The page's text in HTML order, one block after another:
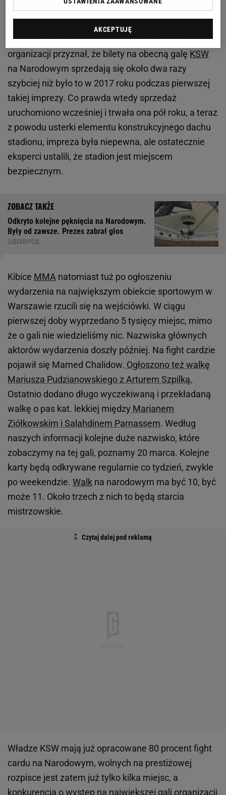
Dwa razy szybsza sprzedaż biletów
W kuluarowych rozmowach dyrektor sportowy
organizacji przyznał, że bilety na obecną galę KSW
na Narodowym sprzedają się około dwa razy
szybciej niż było to w 2017 roku podczas pierwszej
takiej imprezy. Co prawda wtedy sprzedaż
uruchomiono wcześniej i trwała ona pół roku, a teraz
z powodu usterki elementu konstrukcyjnego dachu
stadionu, impreza była niepewna, ale ostatecznie
eksperci ustalili, że stadion jest miejscem
bezpiecznym.
Odkryto kolejne pęknięcia na Narodowym.
Były od zawsze. Prezes zabrał głos
SUBSKRYPCJA
Kibice MMA natomiast tuż po ogłoszeniu
wydarzenia na największym obiekcie sportowym w
Warszawie rzucili się na wejściówki. W ciągu
pierwszej doby wyprzedano 5 tysięcy miejsc, mimo
że o gali nie wiedzieliśmy nic. Nazwiska głównych
aktorów wydarzenia doszły później. Na fight cardzie
pojawił się Mamed Chalidow. Ogłoszono też walkę
Mariusza Pudzianowskiego z Arturem Szpilką.
Ostatnio dodano długo wyczekiwaną i przekładaną
walkę o pas kat. lekkiej między Marianem
Ziółkowskim i Salahdinem Parnassem. Według
naszych informacji kolejne duże nazwisko, które
zobaczymy na tej gali, poznamy 20 marca. Kolejne
karty będą odkrywane regularnie co tydzień, zwykle
po weekendzie. Walk na narodowym ma być 10, być
może 11. Około trzech z nich to będą starcia
mistrzowskie.
Władze KSW mają już opracowane 80 procent fight
cardu na Narodowym, wolnych na prestiżowej
rozpisce jest zatem już tylko kilka miejsc, a
konkurencja o występ na największej gali organizacji
AKCEPTUJĘ